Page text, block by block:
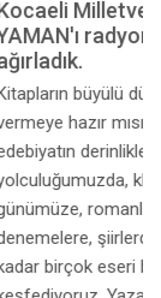
büyülü
hazır
yolculuğumuzda,
günümüze,
denemelere,
kadar birçok eseri
keşfediyoruz.
röportajlar,